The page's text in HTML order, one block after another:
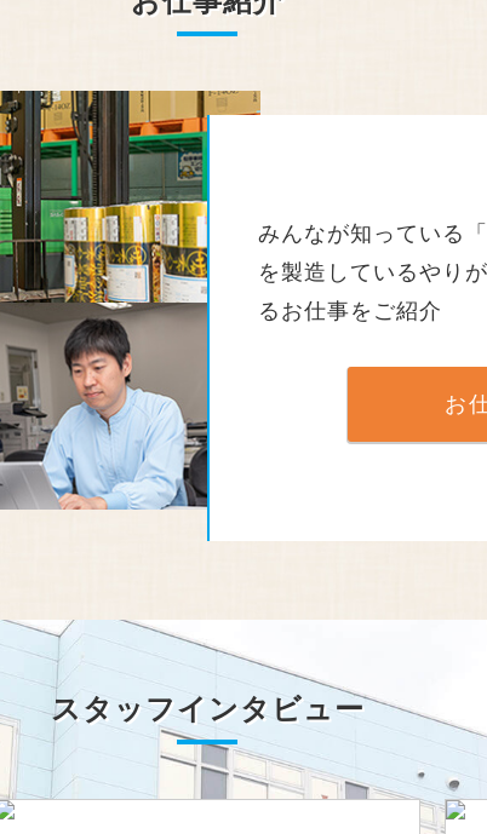
みんなが知っている
を製造しているやり
るお仕事をご紹介
お
スタッフインタビュー